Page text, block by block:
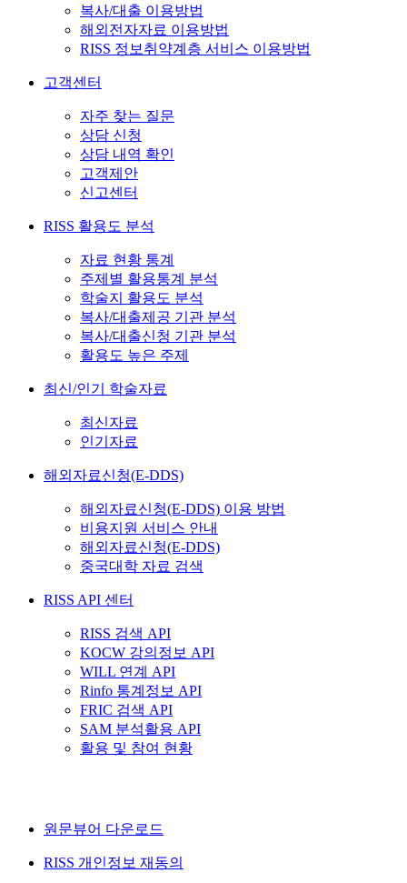
복사/대출 이용방법
해외전자자료 이용방법
RISS 정보취약계층 서비스 이용방법
고객센터
자주 찾는 질문
상담 신청
상담 내역 확인
고객제안
신고센터
RISS 활용도 분석
자료 현황 통계
주제별 활용통계 분석
학술지 활용도 분석
복사/대출제공 기관 분석
복사/대출신청 기관 분석
활용도 높은 주제
최신/인기 학술자료
최신자료
인기자료
해외자료신청(E-DDS)
해외자료신청(E-DDS) 이용 방법
비용지원 서비스 안내
해외자료신청(E-DDS)
중국대학 자료 검색
RISS API 센터
RISS 검색 API
KOCW 강의정보 API
WILL 연계 API
Rinfo 통계정보 API
FRIC 검색 API
SAM 분석활용 API
활용 및 참여 현황
원문뷰어 다운로드
RISS 개인정보 재동의